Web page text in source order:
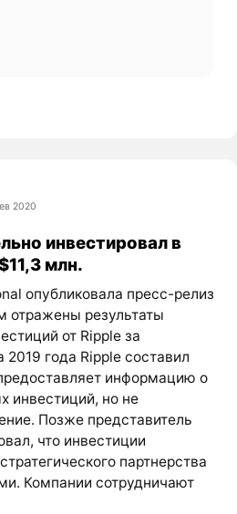
2020
инвестировал в
млн.
опубликовала пресс-релиз
отражены результаты
от Ripple за
2019 года Ripple составил
информацию о
инвестиций, но не
Позже представитель
что инвестиции
партнерства
Компании сотрудничают